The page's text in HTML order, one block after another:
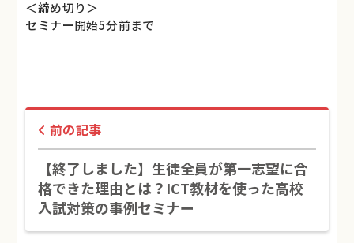
＜締め切り＞
セミナー開始5分前まで
前の記事
【終了しました】生徒全員が第一志望に合
格できた理由とは？ICT教材を使った高校
入試対策の事例セミナー